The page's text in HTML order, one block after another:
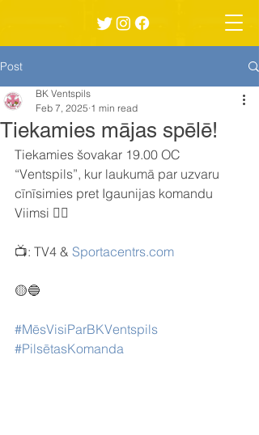
Post
Tiekamies mājas spēlē!
BK Ventspils
Feb 7, 2025 1 min read
Tiekamies šovakar 19.00 OC
“Ventspils”, kur laukumā par uzvaru
cīnīsimies pret Igaunijas komandu
Viimsi ✌🏼
📺: TV4 & Sportacentrs.com
🟡🔵
#MēsVisiParBKVentspils
#PilsētasKomanda